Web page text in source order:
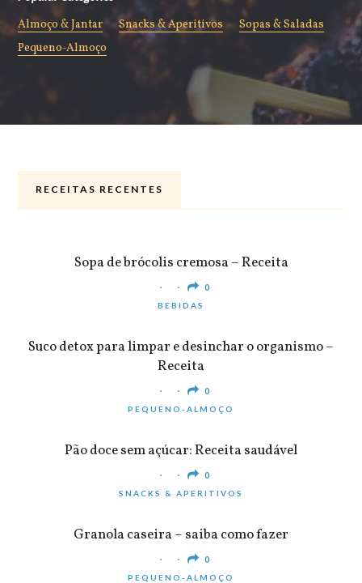
Almoço & Jantar Snacks & Aperitivos
Sopas & Saladas
Pequeno-Almoço
RECEITAS RECENTES
Sopa de brócolis cremosa – Receita
0
BEBIDAS
Suco detox para limpar e desinchar o organismo –
Receita
0
PEQUENO-ALMOÇO
Pão doce sem açúcar: Receita saudável
0
SNACKS & APERITIVOS
Granola caseira – saiba como fazer
0
PEQUENO-ALMOÇO